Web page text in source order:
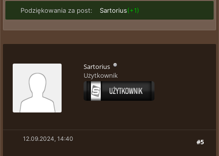
Podziękowania za post: Sartorius(+1)
Sartorius
Użytkownik
#5
12.09.2024, 14:40